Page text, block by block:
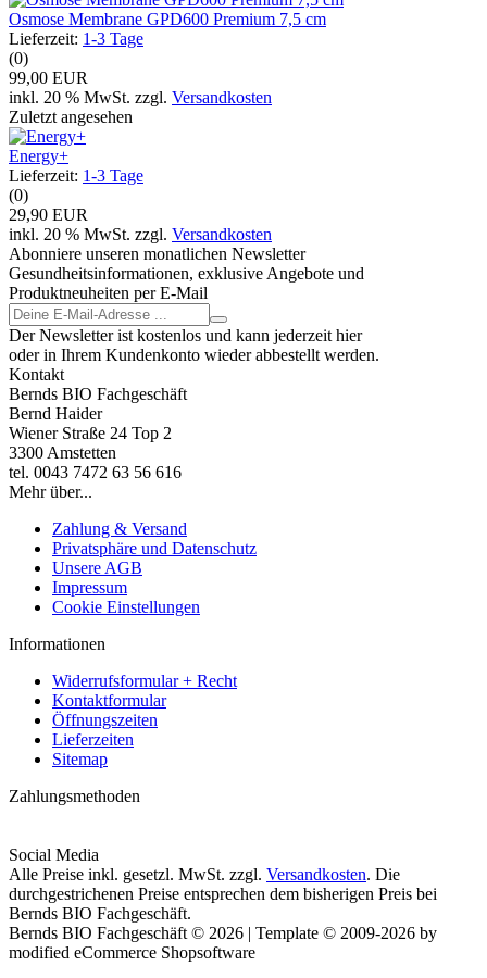
Osmose Membrane GPD600 Premium 7,5 cm
Lieferzeit: 1-3 Tage
(0)
99,00 EUR
inkl. 20 % MwSt. zzgl. Versandkosten
Zuletzt angesehen
Energy+
Lieferzeit: 1-3 Tage
(0)
29,90 EUR
inkl. 20 % MwSt. zzgl. Versandkosten
Abonniere unseren monatlichen Newsletter
Gesundheitsinformationen, exklusive Angebote und
Produktneuheiten per E-Mail
Der Newsletter ist kostenlos und kann jederzeit hier
oder in Ihrem Kundenkonto wieder abbestellt werden.
Kontakt
Bernds BIO Fachgeschäft
Bernd Haider
Wiener Straße 24 Top 2
3300 Amstetten
tel. 0043 7472 63 56 616
Mehr über...
Zahlung & Versand
Privatsphäre und Datenschutz
Unsere AGB
Impressum
Cookie Einstellungen
Informationen
Widerrufsformular + Recht
Kontaktformular
Öffnungszeiten
Lieferzeiten
Sitemap
Zahlungsmethoden
Social Media
Alle Preise inkl. gesetzl. MwSt. zzgl. Versandkosten. Die
durchgestrichenen Preise entsprechen dem bisherigen Preis bei
Bernds BIO Fachgeschäft.
Bernds BIO Fachgeschäft © 2026 | Template © 2009-2026 by
modified eCommerce Shopsoftware